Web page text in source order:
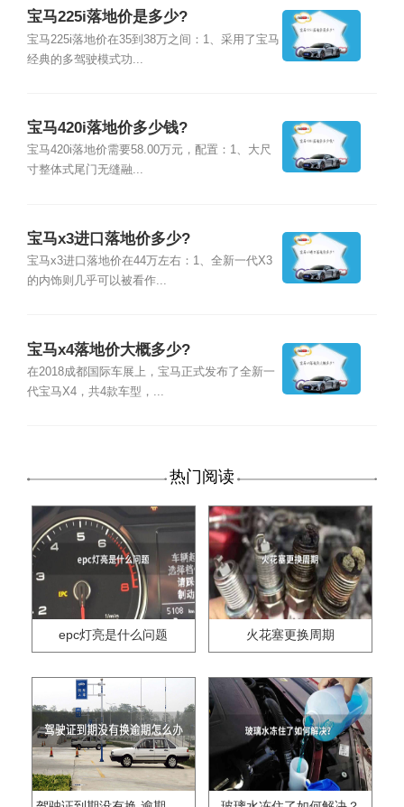
宝马225i落地价是多少?
宝马225i落地价在35到38万之间：1、采用了宝马
经典的多驾驶模式功...
宝马420i落地价多少钱?
宝马420i落地价需要58.00万元，配置：1、大尺
寸整体式尾门无缝融...
宝马x3进口落地价多少?
宝马x3进口落地价在44万左右：1、全新一代X3
的内饰则几乎可以被看作...
宝马x4落地价大概多少?
在2018成都国际车展上，宝马正式发布了全新一
代宝马X4，共4款车型，...
热门阅读
epc灯亮是什么问题 火花塞更换周期